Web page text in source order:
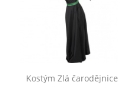
Kostým Zlá čarodějnice